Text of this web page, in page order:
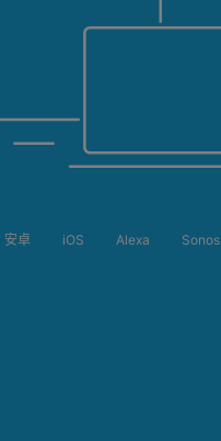
安卓 iOS Alexa Sonos